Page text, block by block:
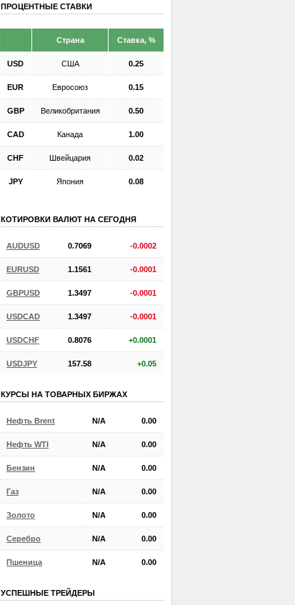
ПРОЦЕНТНЫЕ СТАВКИ
Страна Ставка, %
USD США 0.25
EUR Евросоюз 0.15
GBP Великобритания 0.50
CAD Канада 1.00
CHF Швейцария 0.02
JPY Япония 0.08
КОТИРОВКИ ВАЛЮТ НА СЕГОДНЯ
AUDUSD 0.7069 -0.0002
EURUSD 1.1561 -0.0001
GBPUSD 1.3497 -0.0001
USDCAD 1.3497 -0.0001
USDCHF 0.8076 +0.0001
USDJPY 157.58 +0.05
КУРСЫ НА ТОВАРНЫХ БИРЖАХ
Нефть Brent N/A 0.00
Нефть WTI N/A 0.00
Бензин N/A 0.00
Газ N/A 0.00
Золото N/A 0.00
Серебро N/A 0.00
Пшеница N/A 0.00
УСПЕШНЫЕ ТРЕЙДЕРЫ